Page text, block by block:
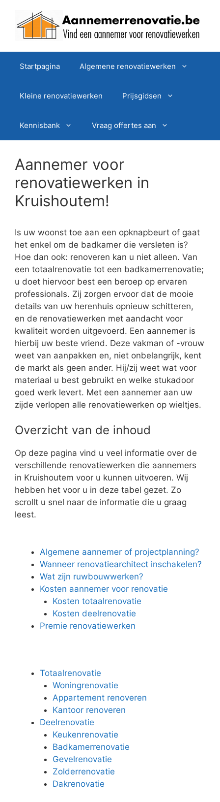
Startpagina Algemene renovatiewerken
Kleine renovatiewerken Prijsgidsen
Kennisbank Vraag offertes aan
Aannemer voor
renovatiewerken in
Kruishoutem!
Is uw woonst toe aan een opknapbeurt of gaat
het enkel om de badkamer die versleten is?
Hoe dan ook: renoveren kan u niet alleen. Van
een totaalrenovatie tot een badkamerrenovatie;
u doet hiervoor best een beroep op ervaren
professionals. Zij zorgen ervoor dat de mooie
details van uw herenhuis opnieuw schitteren,
en de renovatiewerken met aandacht voor
kwaliteit worden uitgevoerd. Een aannemer is
hierbij uw beste vriend. Deze vakman of -vrouw
weet van aanpakken en, niet onbelangrijk, kent
de markt als geen ander. Hij/zij weet wat voor
materiaal u best gebruikt en welke stukadoor
goed werk levert. Met een aannemer aan uw
zijde verlopen alle renovatiewerken op wieltjes.
Overzicht van de inhoud
Op deze pagina vind u veel informatie over de
verschillende renovatiewerken die aannemers
in Kruishoutem voor u kunnen uitvoeren. Wij
hebben het voor u in deze tabel gezet. Zo
scrollt u snel naar de informatie die u graag
leest.
Algemene aannemer of projectplanning?
Wanneer renovatiearchitect inschakelen?
Wat zijn ruwbouwwerken?
Kosten aannemer voor renovatie
Kosten totaalrenovatie
Kosten deelrenovatie
Premie renovatiewerken
Totaalrenovatie
Woningrenovatie
Appartement renoveren
Kantoor renoveren
Deelrenovatie
Keukenrenovatie
Badkamerrenovatie
Gevelrenovatie
Zolderrenovatie
Dakrenovatie